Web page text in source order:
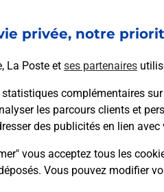
privée, notre
La Poste et ses partenaires
statistiques complémentaires
les parcours clients et
des publicités en lien
vous acceptez tous les
Vous pouvez modifier
Poste
vendredià